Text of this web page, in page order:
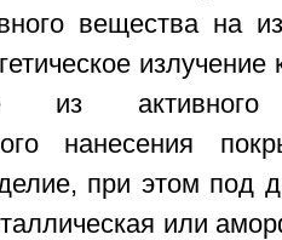
вещества на
излучение
из
нанесения
при этом под
или